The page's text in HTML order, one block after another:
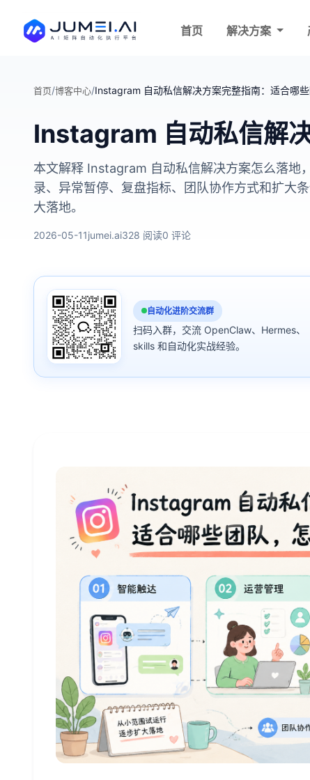
首页 解决方案
首页/博客中心/Instagram 自动私信解决方案完整指南：适合哪
Instagram 自动私信解
本文解释 Instagram 自动私信解决方案怎么落地
录、异常暂停、复盘指标、团队协作方式和扩大
大落地。
2026-05-11jumei.ai328 阅读0 评论
自动化进阶交流群
扫码入群，交流 OpenClaw、Hermes、
skills 和自动化实战经验。